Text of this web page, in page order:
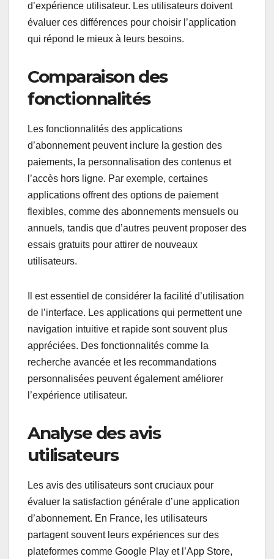
d’expérience utilisateur. Les utilisateurs doivent
évaluer ces différences pour choisir l’application
qui répond le mieux à leurs besoins.
Comparaison des
fonctionnalités
Les fonctionnalités des applications
d’abonnement peuvent inclure la gestion des
paiements, la personnalisation des contenus et
l’accès hors ligne. Par exemple, certaines
applications offrent des options de paiement
flexibles, comme des abonnements mensuels ou
annuels, tandis que d’autres peuvent proposer des
essais gratuits pour attirer de nouveaux
utilisateurs.
Il est essentiel de considérer la facilité d’utilisation
de l’interface. Les applications qui permettent une
navigation intuitive et rapide sont souvent plus
appréciées. Des fonctionnalités comme la
recherche avancée et les recommandations
personnalisées peuvent également améliorer
l’expérience utilisateur.
Analyse des avis
utilisateurs
Les avis des utilisateurs sont cruciaux pour
évaluer la satisfaction générale d’une application
d’abonnement. En France, les utilisateurs
partagent souvent leurs expériences sur des
plateformes comme Google Play et l’App Store,